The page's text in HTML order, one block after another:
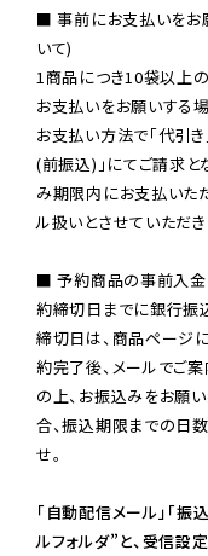
■ 事前にお支払いをお
いて)
1商品につき10袋以上
お支払いをお願いする
お支払い方法で「代引
(前振込)」にてご請求と
み期限内にお支払いた
ル扱いとさせていただき
■ 予約商品の事前入金
約締切日までに銀行振
締切日は、商品ページ
約完了後、メールでご
の上、お振込みをお願
合、振込期限までの日
せ。
「自動配信メール」「
ルフォルダ”と、受信設